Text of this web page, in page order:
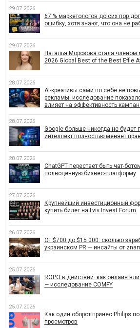
29.07.2026
67 % маркетологов до сих пор
ошибку, хотя знают, что она не
29.07.2026
Наталья Морозова стала
2026 Global Best of the Best Effie
28.07.2026
AI-креативы сами по себе не
рекламы: исследование
влияет на эффективность
28.07.2026
Google больше никогда не будет
интеллект полностью меняет
28.07.2026
ChatGPT перестает быть чат-
полноценную бизнес-платформу
27.07.2026
Крупнейший инвестиционный
купить билет на Lviv Invest Forum
26.07.2026
От $700 до $15 000: сколько
украинском PR — инсайты от
25.07.2026
ROPO в действии: как онлайн
— исследование COMFY
25.07.2026
Как один оборот принес Philips
просмотров